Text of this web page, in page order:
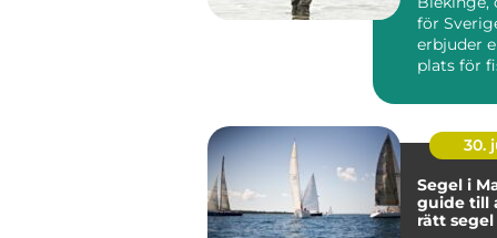
för
erbjuder
plats för
30.
Segel i
guide till
rätt